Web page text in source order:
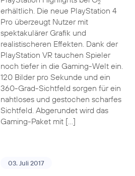
2
erhältlich. Die neue PlayStation 4
Pro überzeugt Nutzer mit
spektakulärer Grafik und
realistischeren Effekten. Dank der
PlayStation VR tauchen Spieler
noch tiefer in die Gaming-Welt ein.
120 Bilder pro Sekunde und ein
360-Grad-Sichtfeld sorgen für ein
nahtloses und gestochen scharfes
Sichtfeld. Abgerundet wird das
Gaming-Paket mit […]
03. Juli 2017